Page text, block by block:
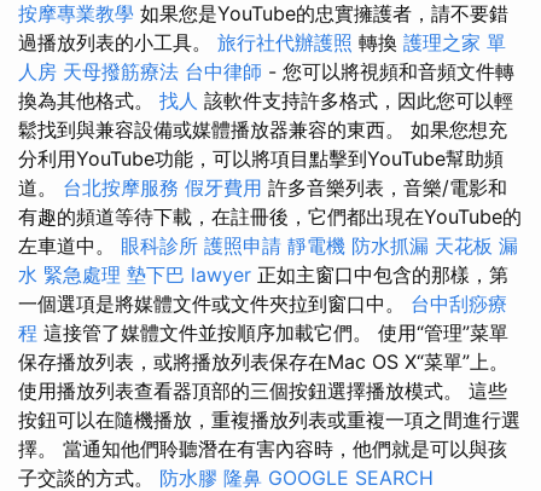
按摩專業教學 如果您是YouTube的忠實擁護者，請不要錯
過播放列表的小工具。 旅行社代辦護照 轉換 護理之家 單
人房 天母撥筋療法 台中律師 - 您可以將視頻和音頻文件轉
換為其他格式。 找人 該軟件支持許多格式，因此您可以輕
鬆找到與兼容設備或媒體播放器兼容的東西。 如果您想充
分利用YouTube功能，可以將項目點擊到YouTube幫助頻
道。 台北按摩服務 假牙費用 許多音樂列表，音樂/電影和
有趣的頻道等待下載，在註冊後，它們都出現在YouTube的
左車道中。 眼科診所 護照申請 靜電機 防水抓漏 天花板 漏
水 緊急處理 墊下巴 lawyer 正如主窗口中包含的那樣，第
一個選項是將媒體文件或文件夾拉到窗口中。 台中刮痧療
程 這接管了媒體文件並按順序加載它們。 使用“管理”菜單
保存播放列表，或將播放列表保存在Mac OS X“菜單”上。
使用播放列表查看器頂部的三個按鈕選擇播放模式。 這些
按鈕可以在隨機播放，重複播放列表或重複一項之間進行選
擇。 當通知他們聆聽潛在有害內容時，他們就是可以與孩
子交談的方式。 防水膠 隆鼻 GOOGLE SEARCH